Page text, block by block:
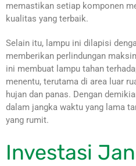
memastikan setiap komponen
kualitas yang terbaik.
Selain itu, lampu ini dilapisi
memberikan perlindungan
ini membuat lampu tahan
menentu, terutama di area luar
hujan dan panas. Dengan
dalam jangka waktu yang lama
yang rumit.
Investasi